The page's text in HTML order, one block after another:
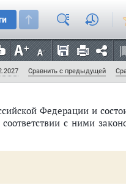
Сравнить с предыдущей
спорта
и образовательной
Федерации и
с ними